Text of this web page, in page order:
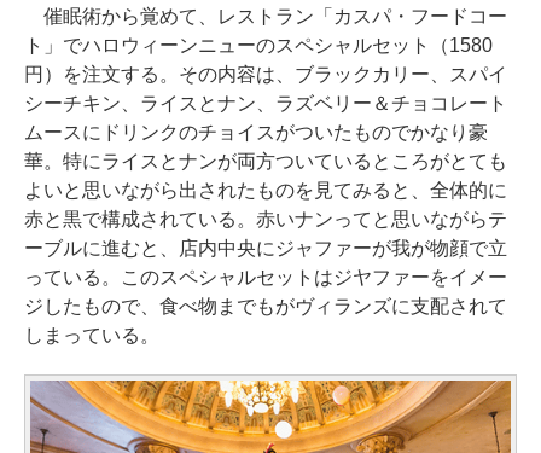
催眠術から覚めて、レストラン「カスパ・フードコー
ト」でハロウィーンニューのスペシャルセット（1580
円）を注文する。その内容は、ブラックカリー、スパイ
シーチキン、ライスとナン、ラズベリー＆チョコレート
ムースにドリンクのチョイスがついたものでかなり豪
華。特にライスとナンが両方ついているところがとても
よいと思いながら出されたものを見てみると、全体的に
赤と黒で構成されている。赤いナンってと思いながらテ
ーブルに進むと、店内中央にジャファーが我が物顔で立
っている。このスペシャルセットはジヤファーをイメー
ジしたもので、食べ物までもがヴィランズに支配されて
しまっている。